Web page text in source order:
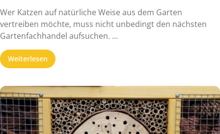
Wer Katzen auf natürliche Weise aus dem Garten
vertreiben möchte, muss nicht unbedingt den nächsten
Gartenfachhandel aufsuchen. ...
Weiterlesen